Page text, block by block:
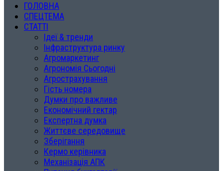
ГОЛОВНА
СПЕЦТЕМА
СТАТТІ
Ідеї & тренди
Інфраструктура ринку
Агромаркетинг
Агрономія Сьогодні
Агрострахування
Гість номера
Думки про важливе
Економічний гектар
Експертна думка
Життєве середовище
Зберігання
Кермо керівника
Механізація АПК